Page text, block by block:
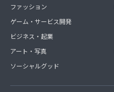
ファッション
ゲーム・サービス開発
ビジネス・起業
アート・写真
ソーシャルグッド